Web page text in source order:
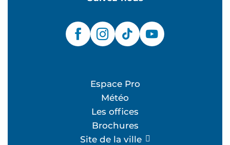
Espace Pro
Météo
Les offices
Brochures
Site de la ville